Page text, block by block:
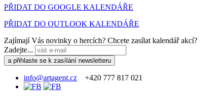
PŘIDAT DO GOOGLE KALENDÁŘE
PŘIDAT DO OUTLOOK KALENDÁŘE
Zajímají Vás novinky o hercích? Chcete zasílat kalendář akcí?
Zadejte...
info@artagent.cz +420 777 817 021